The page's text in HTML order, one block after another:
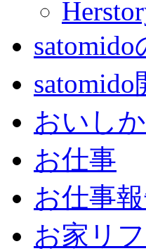
satomido
おいし
お仕事
お仕事
お家リ